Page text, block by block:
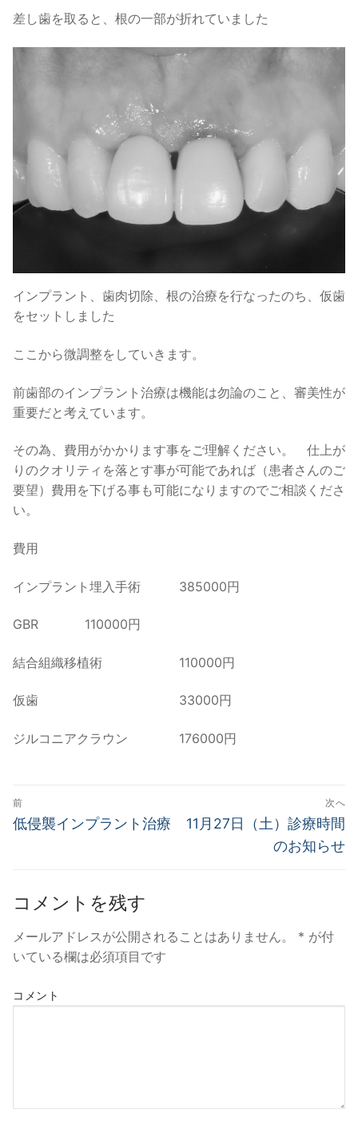
差し歯を取ると、根の一部が折れていました
インプラント、歯肉切除、根の治療を行なったのち、仮歯
をセットしました
ここから微調整をしていきます。
前歯部のインプラント治療は機能は勿論のこと、審美性が
重要だと考えています。
その為、費用がかかります事をご理解ください。 仕上が
りのクオリティを落とす事が可能であれば（患者さんのご
要望）費用を下げる事も可能になりますのでご相談くださ
い。
費用
インプラント埋入手術 385000円
GBR 110000円
結合組織移植術 110000円
仮歯 33000円
ジルコニアクラウン 176000円
投
稿
ゲ
ー
シ
ン
前
過
稿:
低侵襲インプラント治療
次へ
次
11月27日（土）診療時間
のお知らせ
コメントを残す
メールアドレスが公開されることはありません。 * が付
いている欄は必須項目です
コメント